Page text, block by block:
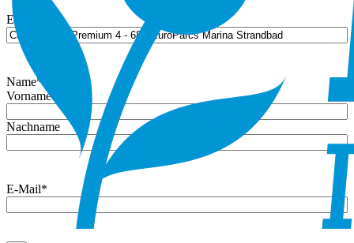
Eigentum
Name*
Vorname
Nachname
E-Mail*